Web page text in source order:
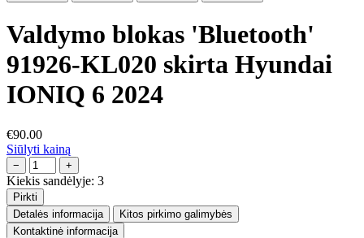
Valdymo blokas 'Bluetooth'
91926-KL020 skirta Hyundai
IONIQ 6 2024
€90.00
Siūlyti kainą
− +
Kiekis sandėlyje: 3
Pirkti
Detalės informacija
Kitos pirkimo galimybės
Kontaktinė informacija